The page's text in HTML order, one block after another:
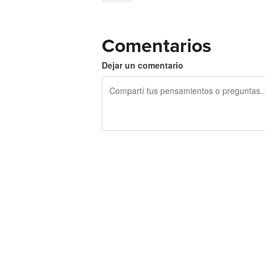
Comentarios
Dejar un comentario